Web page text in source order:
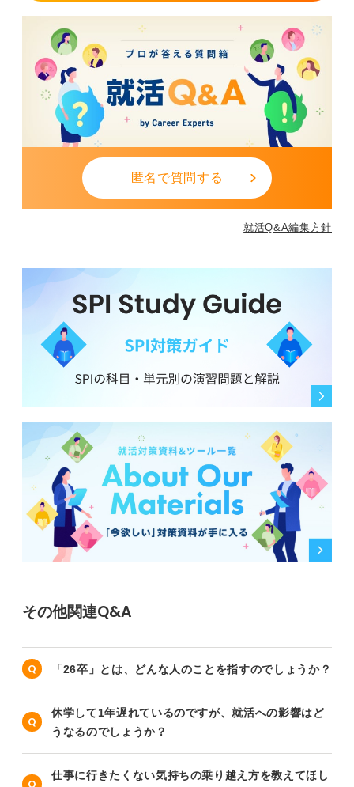
匿名で質問する
就活Q&A編集方針
その他関連Q&A
「26卒」とは、どんな人のことを指すのでしょうか？
休学して1年遅れているのですが、就活への影響はど
うなるのでしょうか？
仕事に行きたくない気持ちの乗り越え方を教えてほし